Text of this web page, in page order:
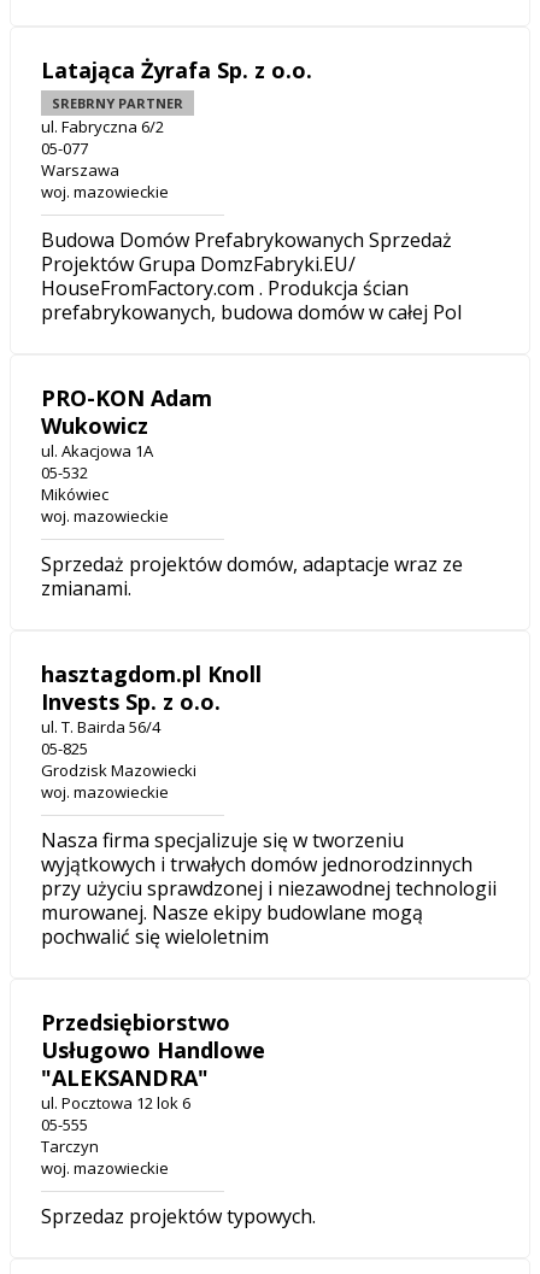
Latająca Żyrafa Sp. z o.o.
SREBRNY PARTNER
ul. Fabryczna 6/2
05-077
Warszawa
woj. mazowieckie
Budowa Domów Prefabrykowanych Sprzedaż
Projektów Grupa DomzFabryki.EU/
HouseFromFactory.com . Produkcja ścian
prefabrykowanych, budowa domów w całej Pol
PRO-KON Adam
Wukowicz
ul. Akacjowa 1A
05-532
Mikówiec
woj. mazowieckie
Sprzedaż projektów domów, adaptacje wraz ze
zmianami.
hasztagdom.pl Knoll
Invests Sp. z o.o.
ul. T. Bairda 56/4
05-825
Grodzisk Mazowiecki
woj. mazowieckie
Nasza firma specjalizuje się w tworzeniu
wyjątkowych i trwałych domów jednorodzinnych
przy użyciu sprawdzonej i niezawodnej technologii
murowanej. Nasze ekipy budowlane mogą
pochwalić się wieloletnim
Przedsiębiorstwo
Usługowo Handlowe
"ALEKSANDRA"
ul. Pocztowa 12 lok 6
05-555
Tarczyn
woj. mazowieckie
Sprzedaz projektów typowych.